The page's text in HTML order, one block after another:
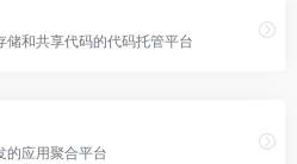
储和共享代码的代码托管平台
的应用聚合平台